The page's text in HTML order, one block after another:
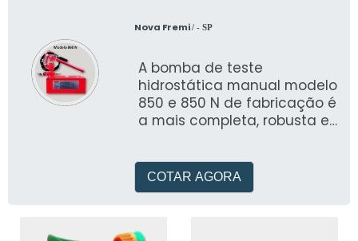
Nova Fremi/ - SP
A bomba de teste
hidrostática manual modelo
850 e 850 N de fabricação é
a mais completa, robusta e
COTAR AGORA